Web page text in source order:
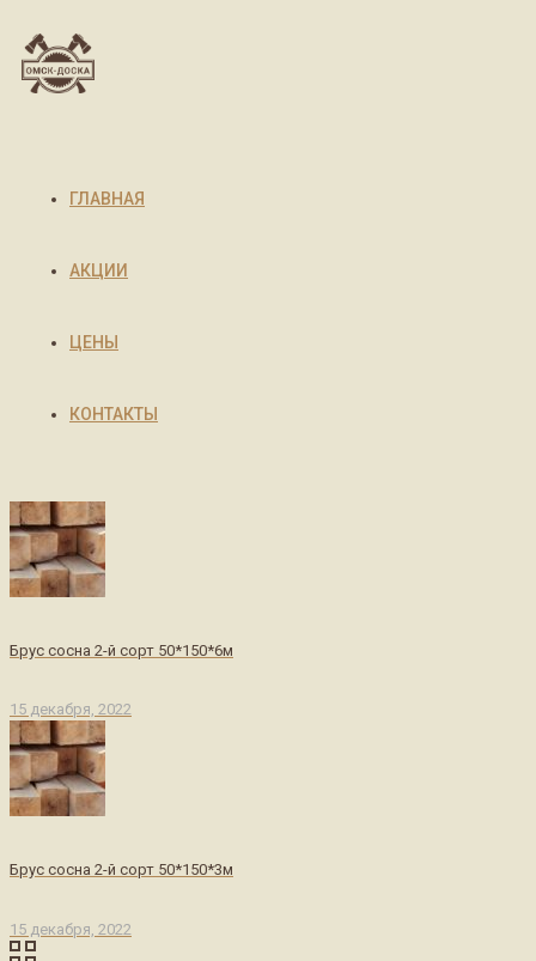
ГЛАВНАЯ
АКЦИИ
ЦЕНЫ
КОНТАКТЫ
Брус сосна 2-й сорт 50*150*6м
15 декабря, 2022
Брус сосна 2-й сорт 50*150*3м
15 декабря, 2022